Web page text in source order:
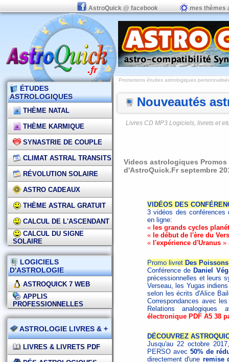
AstroQuick @ facebook mes thèmes
ÉTUDES
ASTROLOGIQUES
THÈME NATAL
THÈME KARMIQUE
SYNASTRIE DE COUPLE
CLIMAT ASTRAL TRANSITS
RÉVOLUTION SOLAIRE
ASTRO CADEAUX
THÈME ASTRAL GRATUIT
CALCUL DE L'ASCENDANT
CALCUL DU SIGNE
SOLAIRE
LOGICIELS
D'ASTROLOGIE
ASTROQUICK 7 WEB
APPLIS
PROFESSIONNELLES
ASTROLOGIE LIVRES & +
LIVRES & LIVRETS PDF
Promotions études astrologiques
Nouveautés
Livres CD MP3 Logiciels, livrets et
Videos astrologiques
d'AstroQuick.Fr septembre
VIDÉOS DES
3 vidéos des conférences
en ligne:
« les grands cycles
« le début de l'ère du
« l'expérience d'Uranus »
Promo livret Des
Conférence de Daniel
précessionnelles et leurs
Verseau, les Yugas
selon les écrits d'Alice
Correspondances avec
Relations
électronique PDF A5 38
DÉCOUVREZ
Jusqu'au 22 octobre
PERSO avec 50% de
directement d'une remise